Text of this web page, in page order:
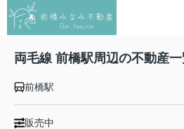
両毛線 前橋駅周辺の不動産
前橋駅
販売中